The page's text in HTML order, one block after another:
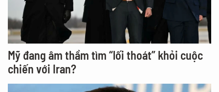
Mỹ đang âm thầm tìm “lối thoát” khỏi cuộc
chiến với Iran?